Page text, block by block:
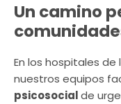
Un camino
En los hospitales de
nuestros equipos
psicosocialde